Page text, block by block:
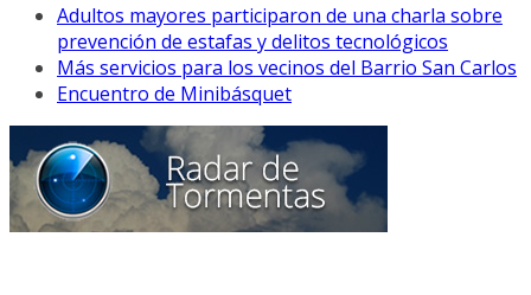
Adultos mayores participaron de una charla sobre
prevención de estafas y delitos tecnológicos
Más servicios para los vecinos del Barrio San Carlos
Encuentro de Minibásquet